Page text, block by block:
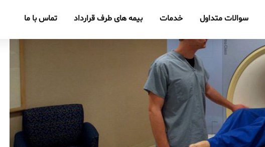
سوالات متداول خدمات بیمه های طرف قرارداد تماس با ما